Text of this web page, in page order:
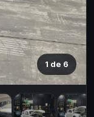
1 de 6